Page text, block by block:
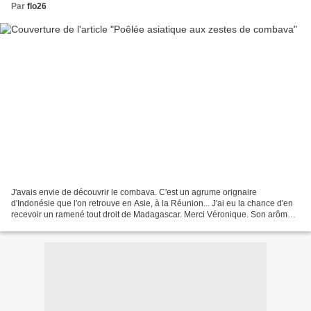
Par flo26
J'avais envie de découvrir le combava. C'est un agrume orignaire
d'Indonésie que l'on retrouve en Asie, à la Réunion... J'ai eu la chance d'en
recevoir un ramené tout droit de Madagascar. Merci Véronique. Son arôme